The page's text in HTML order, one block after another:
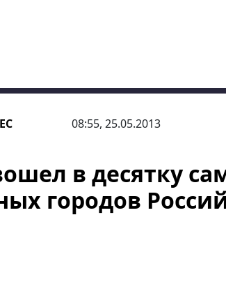
08:55, 25.05.2013
в десятку
городов